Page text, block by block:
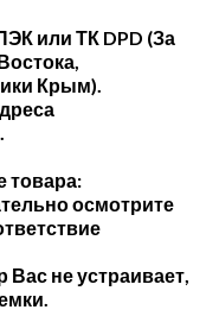
или ТК DPD (За
Крым).
товара:
осмотрите
не устраивает,